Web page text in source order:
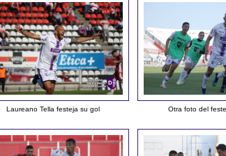
Laureano Tella festeja su gol Otra foto del